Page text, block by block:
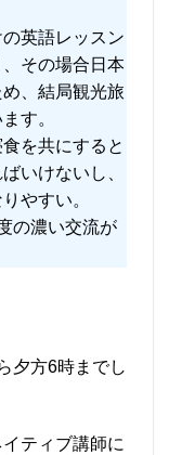
英語レッスン
その場合日本
、結局観光旅
す。
を共にすると
いけないし、
やすい。
の濃い交流が
夕方6時までし
ティブ講師に